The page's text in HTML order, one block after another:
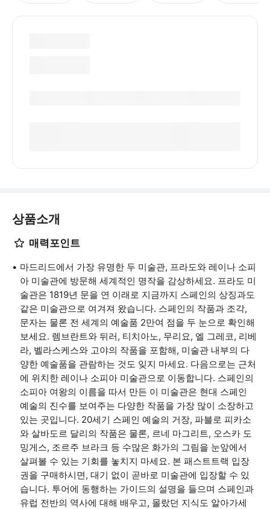
상품소개
매력포인트
마드리드에서 가장 유명한 두 미술관, 프라도와 레이나 소피
아 미술관에 방문해 세계적인 명작을 감상하세요. 프라도 미
술관은 1819년 문을 연 이래로 지금까지 스페인의 상징과도
같은 미술관으로 여겨져 왔습니다. 스페인의 작품과 조각,
문자는 물론 전 세계의 예술품 2만여 점을 두 눈으로 확인해
보세요. 렘브란트와 뒤러, 티치아노, 무리요, 엘 그레코, 리베
라, 벨라스케스와 고야의 작품을 포함해, 미술관 내부의 다
양한 예술품을 관람하는 것도 잊지 마세요. 다음으로는 근처
에 위치한 레이나 소피아 미술관으로 이동합니다. 스페인의
소피아 여왕의 이름을 따서 만든 이 미술관은 현대 스페인
예술의 진수를 보여주는 다양한 작품을 가장 많이 소장하고
있는 곳입니다. 20세기 스페인 예술의 거장, 파블로 피카소
와 살바도르 달리의 작품은 물론, 르네 마그리트, 오스카 도
밍게스, 조르주 브라크 등 수많은 화가의 그림을 눈앞에서
살펴볼 수 있는 기회를 놓치지 마세요. 본 패스트트랙 입장
권을 구매하시면, 대기 없이 곧바로 미술관에 입장할 수 있
습니다. 투어에 동행하는 가이드의 설명을 들으며 스페인과
유럽 전반의 역사에 대해 배우고, 몰랐던 지식도 알아가세